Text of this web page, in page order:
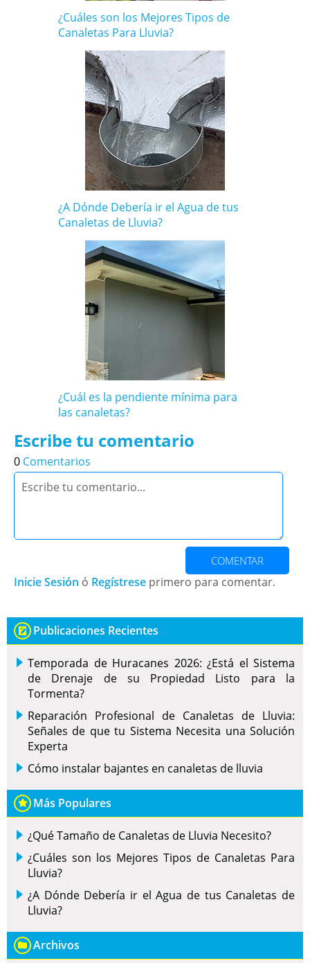
¿Cuáles son los Mejores Tipos de
Canaletas Para Lluvia?
¿A Dónde Debería ir el Agua de tus
Canaletas de Lluvia?
¿Cuál es la pendiente mínima para
las canaletas?
Escribe tu comentario
0 Comentarios
COMENTAR
Inicie Sesión ó Regístrese primero para comentar.
Publicaciones Recientes
Temporada de Huracanes 2026: ¿Está el Sistema
de Drenaje de su Propiedad Listo para la
Tormenta?
Reparación Profesional de Canaletas de Lluvia:
Señales de que tu Sistema Necesita una Solución
Experta
Cómo instalar bajantes en canaletas de lluvia
Más Populares
¿Qué Tamaño de Canaletas de Lluvia Necesito?
¿Cuáles son los Mejores Tipos de Canaletas Para
Lluvia?
¿A Dónde Debería ir el Agua de tus Canaletas de
Lluvia?
Archivos